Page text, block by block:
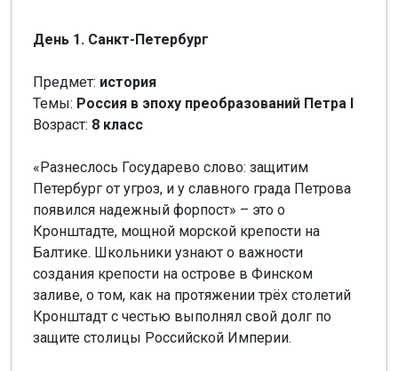
День 1. Санкт-Петербург
Предмет: история
Темы: Россия в эпоху преобразований Петра I
Возраст: 8 класс
«Разнеслось Государево слово: защитим
Петербург от угроз, и у славного града Петрова
появился надежный форпост» – это о
Кронштадте, мощной морской крепости на
Балтике. Школьники узнают о важности
создания крепости на острове в Финском
заливе, о том, как на протяжении трёх столетий
Кронштадт с честью выполнял свой долг по
защите столицы Российской Империи.